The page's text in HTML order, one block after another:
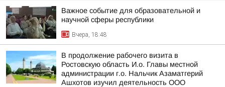
Важное событие для образовательной и
научной сферы республики
Вчера, 18:48
В продолжение рабочего визита в
Ростовскую область И.о. Главы местной
администрации г.о. Нальчик Азаматгерий
Ашхотов изучил деятельность ООО